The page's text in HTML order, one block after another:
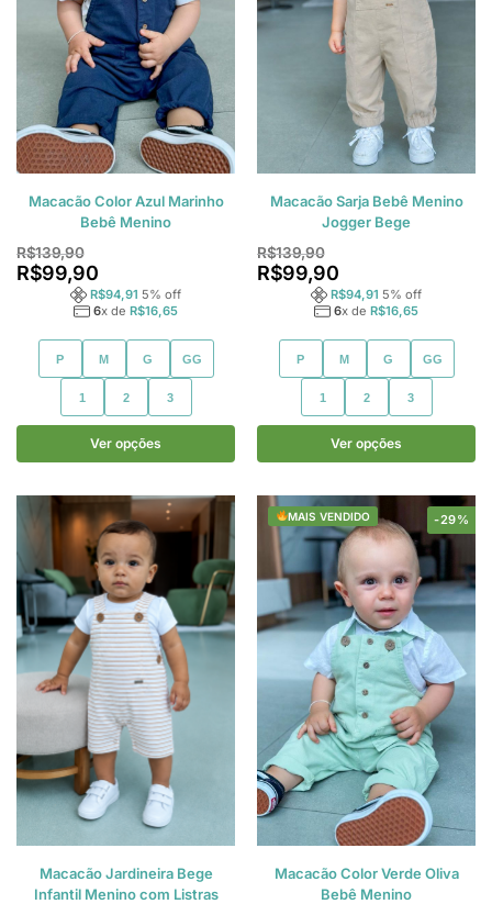
Macacão Color Azul Marinho
Bebê Menino
R$139,90
R$99,90
R$94,91 5% off
6x de R$16,65
P M G GG
1 2 3
Ver opções
Macacão Sarja Bebê Menino
Jogger Bege
R$139,90
R$99,90
R$94,91 5% off
6x de R$16,65
P M G GG
1 2 3
Ver opções
Macacão Jardineira Bege
Infantil Menino com Listras
-29%
MAIS VENDIDO
Macacão Color Verde Oliva
Bebê Menino